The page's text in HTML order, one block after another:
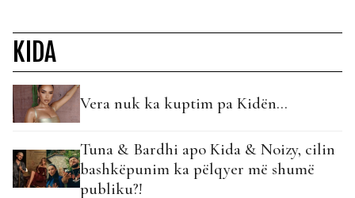
KIDA
Vera nuk ka kuptim pa Kidën…
Tuna & Bardhi apo Kida & Noizy, cilin
bashkëpunim ka pëlqyer më shumë
publiku?!